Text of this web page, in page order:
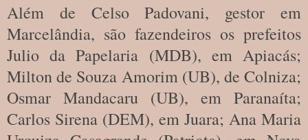
Além de Celso Padovani, gestor em
Marcelândia, são fazendeiros os prefeitos
Julio da Papelaria (MDB), em Apiacás;
Milton de Souza Amorim (UB), de Colniza;
Osmar Mandacaru (UB), em Paranaíta;
Carlos Sirena (DEM), em Juara; Ana Maria